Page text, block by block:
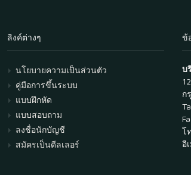
ลิงค์ต่างๆ
นโยบายความเป็นส่วนตัว
คู่มือการขึ้นระบบ
แบบฝึกหัด
แบบสอบถาม
ลงชื่อนักบัญชี
สมัครเป็นดีลเลอร์
ข้
บ
ก
โ
อี